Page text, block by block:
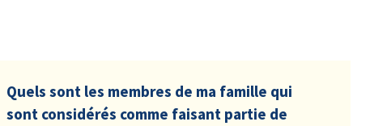
Quels sont les membres de ma famille qui
sont considérés comme faisant partie de